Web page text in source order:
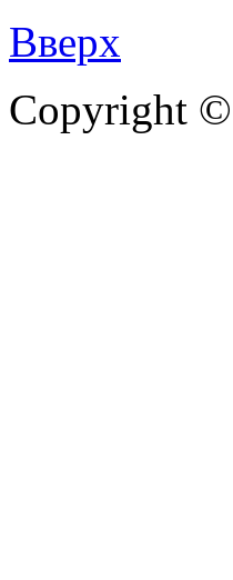
Вверх
Copyright ©